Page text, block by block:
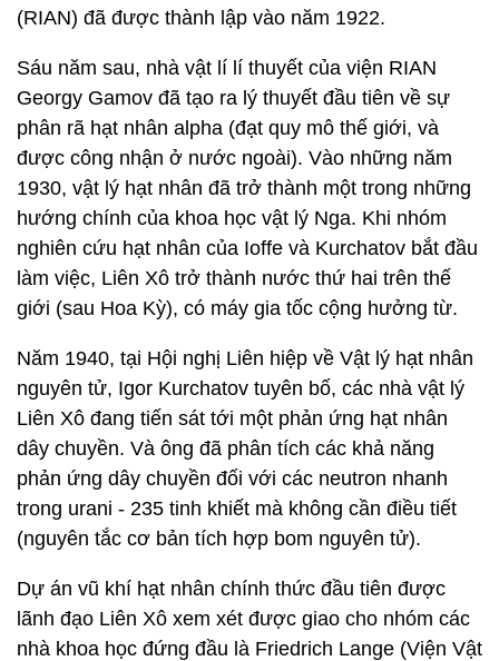
(RIAN) đã được thành lập vào năm 1922.
Sáu năm sau, nhà vật lí lí thuyết của viện RIAN
Georgy Gamov đã tạo ra lý thuyết đầu tiên về sự
phân rã hạt nhân alpha (đạt quy mô thế giới, và
được công nhận ở nước ngoài). Vào những năm
1930, vật lý hạt nhân đã trở thành một trong những
hướng chính của khoa học vật lý Nga. Khi nhóm
nghiên cứu hạt nhân của Ioffe và Kurchatov bắt đầu
làm việc, Liên Xô trở thành nước thứ hai trên thế
giới (sau Hoa Kỳ), có máy gia tốc cộng hưởng từ.
Năm 1940, tại Hội nghị Liên hiệp về Vật lý hạt nhân
nguyên tử, Igor Kurchatov tuyên bố, các nhà vật lý
Liên Xô đang tiến sát tới một phản ứng hạt nhân
dây chuyền. Và ông đã phân tích các khả năng
phản ứng dây chuyền đối với các neutron nhanh
trong urani - 235 tinh khiết mà không cần điều tiết
(nguyên tắc cơ bản tích hợp bom nguyên tử).
Dự án vũ khí hạt nhân chính thức đầu tiên được
lãnh đạo Liên Xô xem xét được giao cho nhóm các
nhà khoa học đứng đầu là Friedrich Lange (Viện Vật